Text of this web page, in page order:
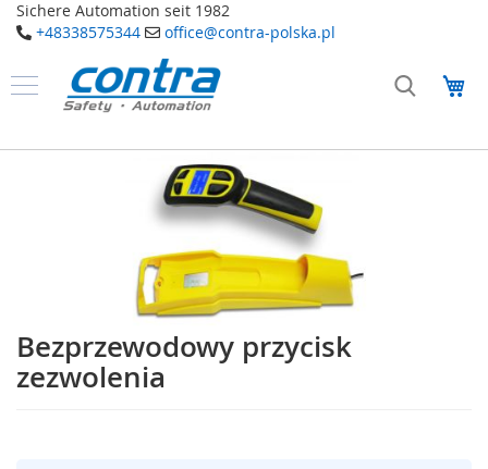
Sichere Automation seit 1982
+48338575344
office@contra-polska.pl
do
treściProdukty
B
s
t
w
Bezprzewodowy przycisk
zezwolenia
Przejdź
na
początek